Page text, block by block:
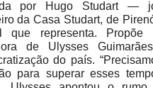
por Hugo Studart —
da Casa Studart, de
que representa.
de Ulysses
do país.
para superar esses